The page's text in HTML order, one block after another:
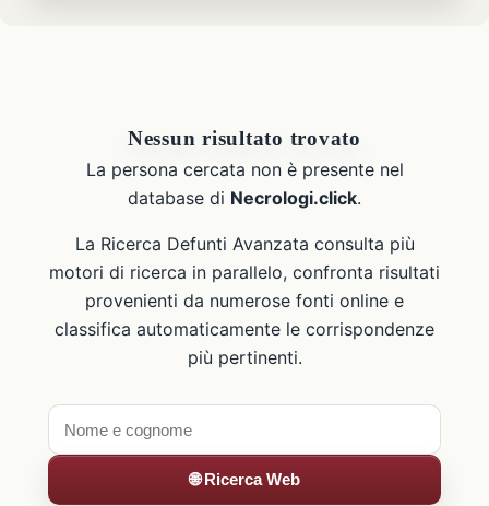
Nessun risultato trovato
La persona cercata non è presente nel
database di Necrologi.click.
La Ricerca Defunti Avanzata consulta più
motori di ricerca in parallelo, confronta risultati
provenienti da numerose fonti online e
classifica automaticamente le corrispondenze
più pertinenti.
🌐 Ricerca Web